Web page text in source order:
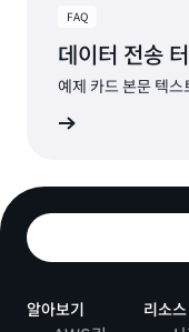
FAQ
데이터 전송
예제 카드 본문 텍스
알아보기 리소스